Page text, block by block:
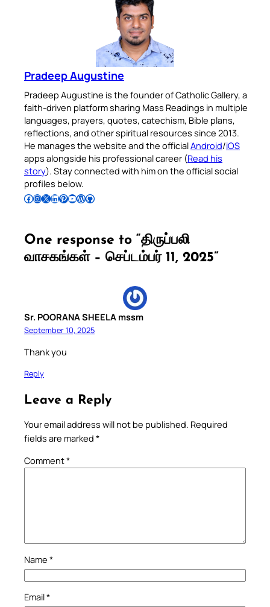
Pradeep Augustine
Pradeep Augustine is the founder of Catholic Gallery, a
faith-driven platform sharing Mass Readings in multiple
languages, prayers, quotes, catechism, Bible plans,
reflections, and other spiritual resources since 2013.
He manages the website and the officialAndroid/iOS
apps alongside his professional career (Read his
story). Stay connected with him on the official social
profiles below.
Follow Pradeep on Facebook Follow Pradeep on InstagramFollow Pradeep on X Follow Pradeep on LinkedIn Follow Pradeep on Pinterest Subscribe to Pradeep’s Youtube Channel Follow Pradeep on WordPress Follow Pradeep on GitHub
One response to “திருப்பலி
வாசகங்கள் – செப்டம்பர் 11, 2025”
Sr. POORANA SHEELA mssm
September 10, 2025
Thank you
Reply
Leave a Reply
Your email address will not be published. Required
fields are marked *
Comment*
Name *
Email*